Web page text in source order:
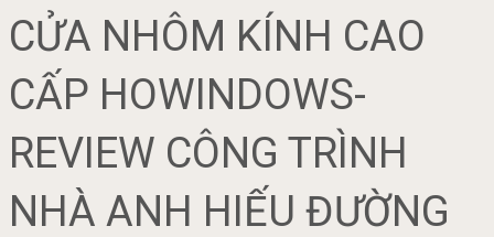
CỬA NHÔM KÍNH CAO
CẤP HOWINDOWS-
REVIEW CÔNG TRÌNH
NHÀ ANH HIẾU ĐƯỜNG